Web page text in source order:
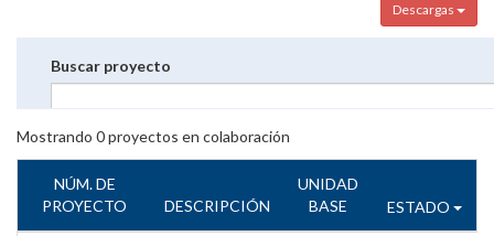
Descargas
Buscar proyecto
Mostrando 0proyectos en colaboración
NÚM. DE
PROYECTO
DESCRIPCIÓN
UNIDAD
BASE
ESTADO